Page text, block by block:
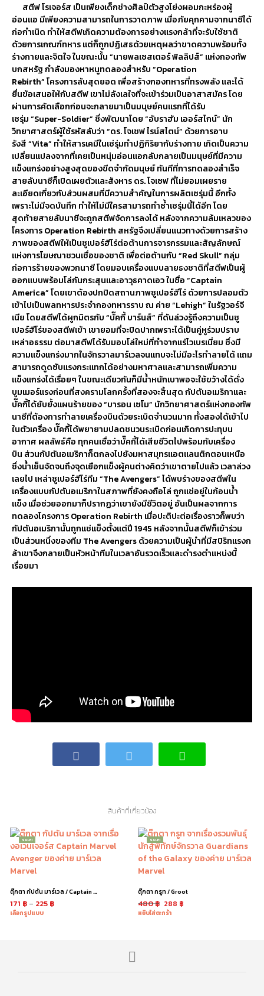
สตีฟ โรเจอร์ส เป็นเพียงเด็กช่างศิลป์ตัวสูงโย่งผอมกะหร่องผู้
อ่อนแอ มีเพียงความสามารถในการวาดภาพ เมื่อภัยคุกคามจากนาซีได้
ก่อกำเนิด ทำให้สตีฟเกิดความต้องการอย่างแรงกล้าที่จะรับใช้ชาติ
ด้วยการเกณฑ์ทหาร แต่ก็ถูกปฏิเสธด้วยเหตุผลว่าขาดความพร้อมทั้ง
ร่างกายและจิตใจในขณะนั้น “นายพลเชสเตอร์ ฟิลลิปส์” แห่งกองทัพ
บกสหรัฐ กำลังมองหาหนูทดลองสำหรับ “Operation
Rebirth” โครงการลับสุดยอด เพื่อสร้างกองทหารที่ทรงพลัง และได้
ยื่นข้อเสนอให้กับสตีฟ เขาไม่ลังเลใจที่จะเข้าร่วมเป็นอาสาสมัคร โดย
ผ่านการคัดเลือกก่อนจะกลายมาเป็นมนุษย์คนแรกที่ได้รับ
เซรุ่ม “Super-Soldier” ซึ่งพัฒนาโดย “อับราฮัม เออร์สไกน์” นัก
วิทยาศาสตร์ผู้ใช้รหัสลับว่า “ดร. โจเชฟ ไรน์สไตน์” ด้วยการอาบ
รังสี “Vita” ทำให้สารเคมีในเซ่รุ่มทำปฏิกิริยากับร่างกาย เกิดเป็นความ
เปลี่ยนแปลงจากที่เคยเป็นหนุ่มอ่อนเเอกลับกลายเป็นมนุษย์ที่มีความ
แข็งแกร่งอย่างสูงสุดของขีดจำกัดมนุษย์ ทันทีที่การทดลองสำเร็จ
สายลับนาซีก็เปิดเผยตัวและสังหาร ดร. โจเซฟ ที่ไม่ยอมเผยราย
ละเอียดเกี่ยวกับส่วนผสมที่มีความสำคัญในการผลิตเซรุ่มนี้ อีกทั้ง
เพราะไม่มีจดบันทึก ทำให้ไม่มีใครสามารถทำซ้ำเซรุ่มนี้ได้อีก โดย
สุดท้ายสายลับนาซีจะถูกสตีฟจัดการลงได้ หลังจากความล้มเหลวของ
โครงการ Operation Rebirth สหรัฐจึงเปลี่ยนแนวทางด้วยการสร้าง
ภาพของสตีฟให้เป็นซูเปอร์ฮีโร่ต่อต้านการจารกรรมและสัญลักษณ์
แห่งการโฆษณาชวนเชื่อของชาติ เพื่อต่อต้านกับ “Red Skull” กลุ่ม
ก่อการร้ายของพวกนาซี โดยมอบเครื่องแบบลายธงชาติที่สตีฟเป็นผู้
ออกเเบบพร้อมโล่กันกระสุนและอาวุธคาดเอว ในชื่อ “Captain
America” โดยเขาต้องปกปิดสถานภาพซูเปอร์ฮีโร่ ด้วยการปลอมตัว
เข้าไปเป็นพลทหารประจำกองทหารราบ ณ ค่าย “Lehigh” ในรัฐวอร์จี
เนีย โดยสตีฟได้ผูกมิตรกับ “บั๊คกี้ บาร์นส์” ที่ดันล่วงรู้ถึงความเป็นซู
เปอร์ฮีโร่ของสตีฟเข้า เขายอมที่จะปิดปากเพราะได้เป็นคู่หูร่วมปราบ
เหล่าอธรรม ต่อมาสตีฟได้รับมอบโล่ใหม่ที่ทำจากเเร่ไวเบรเนี่ยม ซึ่งมี
ความแข็งแกร่งมากในจักรวาลมาร์เวลจนเเทบจะไม่มีอะไรทำลายได้ เเถม
สามารถดูดซับเเรงกระเเทกได้อย่างมหาศาลเเละสามารถเพิ่มความ
เเข็งเเกร่งได้เรื่อยๆ ในขณะเดียวกันก็มีน้ำหนักเบาพอจะใช้ขว้างได้ดั่ง
บูมเมอร์แรงก่อนที่สงครามโลกครั้งที่สองจะสิ้นสุด กัปตันอเมริกาและ
บั๊คกี้ได้ยับยั้งแผนร้ายของ “บารอน เซโม” นักวิทยาศาสตร์เเห่งกองทัพ
นาซีที่ต้องการทำลายเครื่องบินด้วยระเบิดจำนวนมาก ทั้งสองได้เข้าไป
ในตัวเครื่อง บั๊คกี้ได้พยายามปลดชนวนระเบิดก่อนเกิดการปะทุบน
อากาศ ผลลัพธ์คือ ทุกคนเชื่อว่าบั๊คกี้ได้เสียชีวิตไปพร้อมกับเครื่อง
บิน ส่วนกัปตันอเมริกาก็ตกลงไปยังมหาสมุทรแอตแลนติกตอนเหนือ
ซึ่งน้ำเย็นจัดจนถึงจุดเยือกแข็งผู้คนต่างคิดว่าเขาตายไปแล้ว เวลาล่วง
เลยไป เหล่าซูเปอร์ฮีโร่ทีม “The Avengers” ได้พบร่างของสตีฟใน
เครื่องแบบกัปตันอเมริกาในสภาพที่ยังคงถือโล่ ถูกแช่อยู่ในก้อนน้ำ
แข็ง เมื่อช่วยออกมาก็ปรากฏว่าเขายังมีชีวิตอยู่ อันเป็นผลจากการ
ทดลองโครงการ Operation Rebirth เมื่อปะติปะต่อเรื่องราวก็พบว่า
กัปตันอเมริกานั้นถูกแช่แข็งตั้งแต่ปี 1945 หลังจากนั้นสตีฟก็เข้าร่วม
เป็นส่วนหนึ่งของทีม The Avengers ด้วยความเป็นผู้นำที่มีสปิริทเเรงก
ล้าเขาจึงกลายเป็นหัวหน้าทีมในเวลาอันรวดเร็วและดำรงตำแหน่งนี้
เรื่อยมา
สินค้าที่เกี่ยวข้อง
SALE!
ตุ๊กตา กัปตัน มาร์เวล / Captain Marvel
171 ฿– 225 ฿
เลือกรูปแบบ
SALE!
ตุ๊กตา กรูท / Groot
480฿ 288 ฿
หยิบใส่ตะกร้า